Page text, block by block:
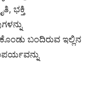
ಭಕ್ತಿ
ಬಂದಿರುವ ಇಲ್ಲಿನ